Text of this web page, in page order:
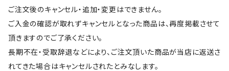
ご注文後のキャンセル・追加・変更はできません。
ご入金の確認が取れずキャンセルとなった商品は、再度掲載させて
頂きますのでご了承ください。
長期不在・受取辞退などにより、ご注文頂いた商品が当店に返送さ
れてきた場合はキャンセルされたとみなします。